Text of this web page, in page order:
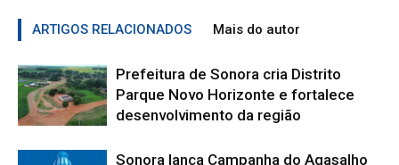
ARTIGOS RELACIONADOS Mais do autor
Prefeitura de Sonora cria Distrito
Parque Novo Horizonte e fortalece
desenvolvimento da região
Sonora lança Campanha do Agasalho